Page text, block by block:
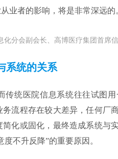
业者的影响，将是非常深远的
化分会副会长、高博医疗集团首席
系统的关系
传统医院信息系统往往试图
流程存在较大差异，任何厂
化或固化，最终造成系统与
不升反降”的重要原因。